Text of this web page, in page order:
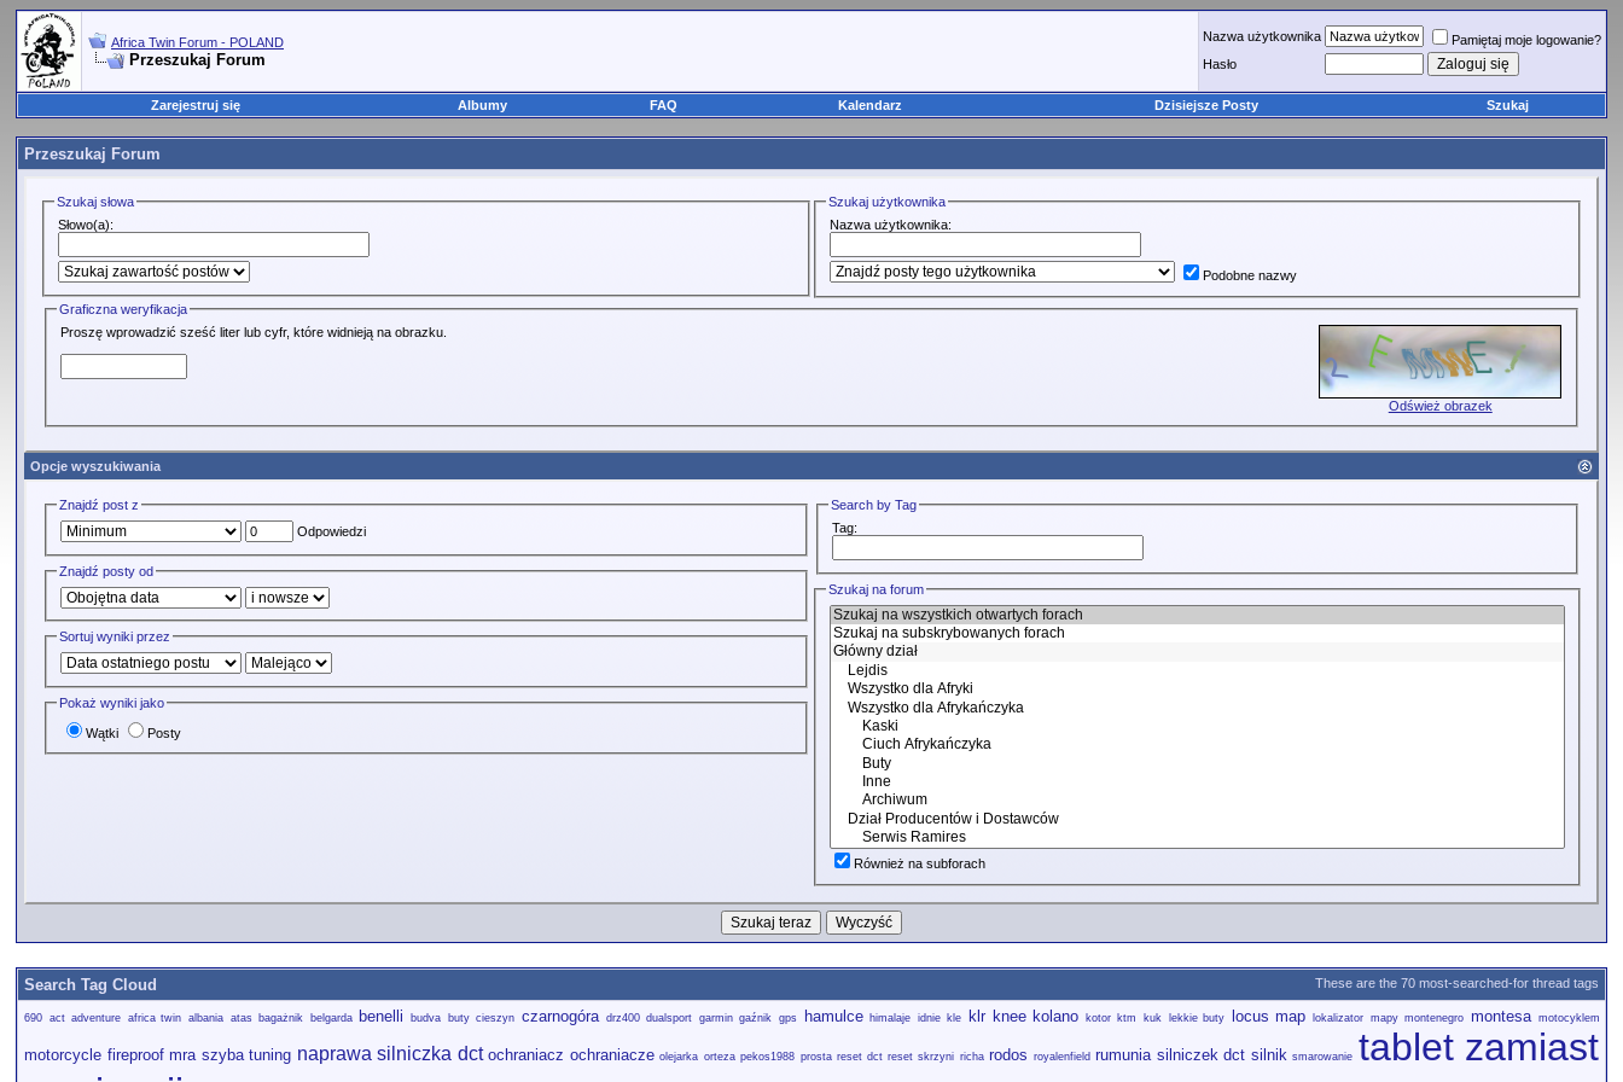
Africa Twin Forum - POLAND
Przeszukaj Forum
Nazwa użytkownika
Pamiętaj moje logowanie?
Hasło
Zarejestruj się Albumy FAQ Kalendarz Dzisiejsze Posty Szukaj
Przeszukaj Forum
Szukaj słowa
Słowo(a):
Szukaj użytkownika
Nazwa użytkownika:
Podobne nazwy
Graficzna weryfikacja
Proszę wprowadzić sześć liter lub cyfr, które widnieją na obrazku.
Odśwież obrazek
Opcje wyszukiwania
Znajdź post z
Odpowiedzi
Znajdź posty od
Sortuj wyniki przez
Pokaż wyniki jako
Wątki Posty
Search by Tag
Tag:
Szukaj na forum
Również na subforach
These are the 70 most-searched-for thread tags
Search Tag Cloud
690 act adventure africa twin albania atas bagażnik belgarda benelli budva buty cieszyn czarnogóra drz400 dualsport garmin gaźnik gps hamulce himalaje idnie kle klr knee kolano kotor ktm kuk lekkie buty locus map lokalizator mapy montenegro montesa motocyklem
motorcycle fireproof mra szyba tuning naprawa silniczka dct ochraniacz ochraniacze olejarka orteza pekos1988 prosta reset dct reset skrzyni richa rodos royalenfield rumunia silniczek dct silnik smarowanie tablet zamiast